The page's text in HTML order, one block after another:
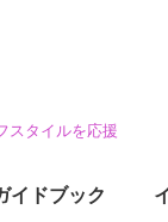
タイルを応援
イドブック